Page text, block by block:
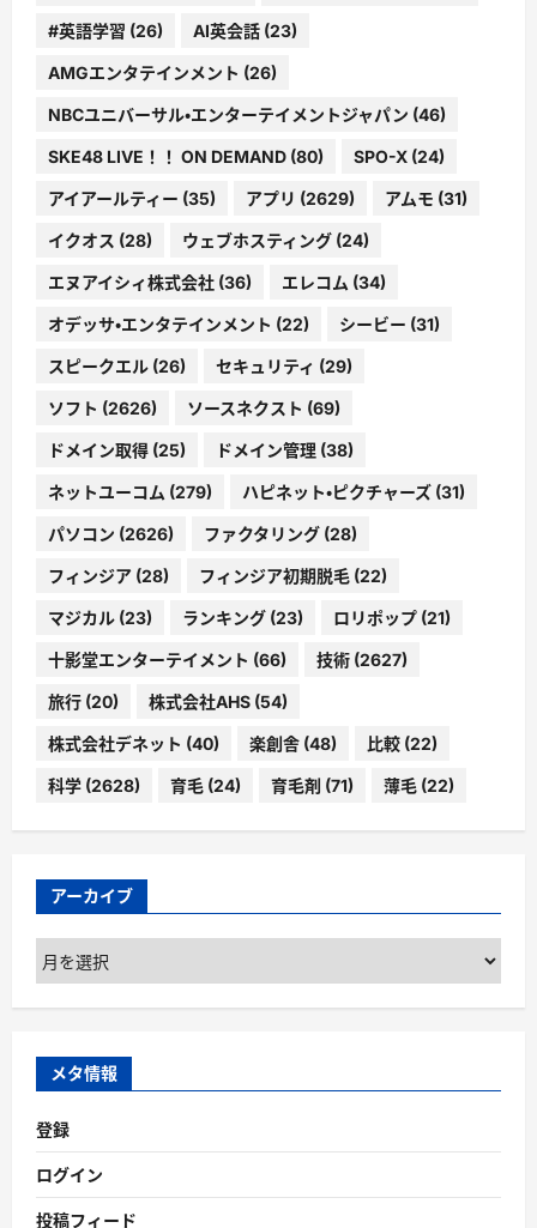
#英語学習 (26) AI英会話 (23)
AMGエンタテインメント (26)
NBCユニバーサル・エンターテイメントジャパン (46)
SKE48 LIVE！！ ON DEMAND (80) SPO-X (24)
アイアールティー (35) アプリ (2629) アムモ (31)
イクオス (28) ウェブホスティング (24)
エヌアイシィ株式会社 (36) エレコム (34)
オデッサ・エンタテインメント (22) シービー (31)
スピークエル (26) セキュリティ (29)
ソフト (2626) ソースネクスト (69)
ドメイン取得 (25) ドメイン管理 (38)
ネットユーコム (279) ハピネット・ピクチャーズ (31)
パソコン (2626) ファクタリング (28)
フィンジア (28) フィンジア初期脱毛 (22)
マジカル (23) ランキング (23) ロリポップ (21)
十影堂エンターテイメント (66) 技術 (2627)
旅行 (20) 株式会社AHS (54)
株式会社デネット (40) 楽創舎 (48) 比較 (22)
科学 (2628) 育毛 (24) 育毛剤 (71) 薄毛 (22)
アーカイブ
ア
ー
カ
ブ
メタ情報
登録
ログイン
投稿フィード